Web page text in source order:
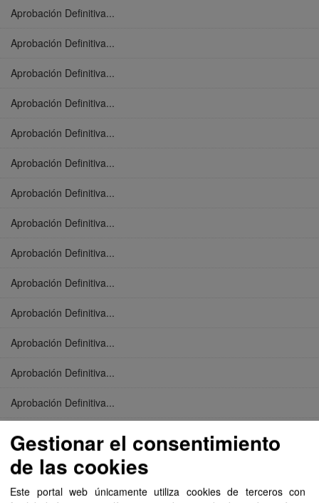
Aprobación Definitiva...
Aprobación Definitiva...
Aprobación Definitiva...
Aprobación Definitiva...
Aprobación Definitiva...
Aprobación Definitiva...
Aprobación Definitiva...
Aprobación Definitiva...
Aprobación Definitiva...
Aprobación Definitiva...
Aprobación Definitiva...
Aprobación Definitiva...
Aprobación Definitiva...
Aprobación Definitiva...
Aprobación Definitiva...
Aprobación Definitiva...
Aprobación Definitiva...
Gestionar el consentimiento
de las cookies
Este portal web únicamente utiliza cookies de terceros con